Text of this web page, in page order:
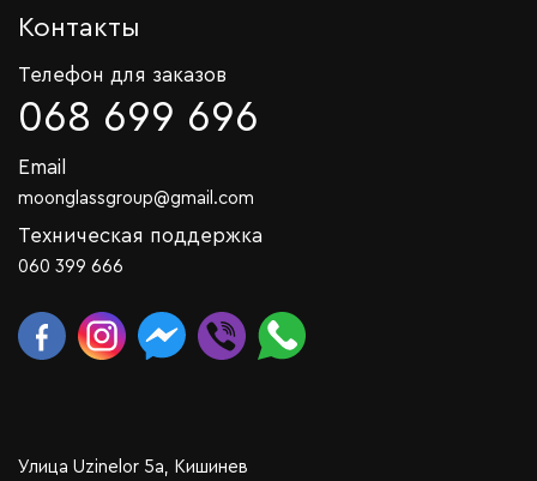
Контакты
Телефон для заказов
068 699 696
Email
moonglassgroup@gmail.com
Техническая поддержка
060 399 666
Улица Uzinelor 5a, Кишинев